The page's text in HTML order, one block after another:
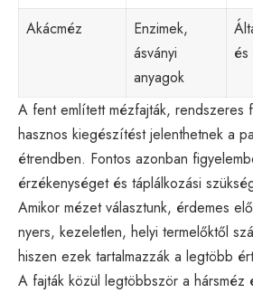
Akácméz
Enzimek,
ásványi
anyagok
és
A fent említett mézfajták, rendszeres
hasznos kiegészítést jelenthetnek a
étrendben. Fontos azonban
érzékenységet és táplálkozási
Amikor mézet választunk, érdemes
nyers, kezeletlen, helyi termelőktől
hiszen ezek tartalmazzák a legtöbb
A fajták közül legtöbbször a hársméz